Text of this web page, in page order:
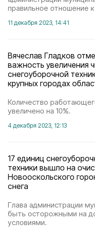
правильное отношение
11 декабря 2023, 14:41
Вячеслав Гладков
важность увеличения
снегоуборочной
крупных городах
Количество
увеличено на 10%.
4 декабря 2023, 12:13
17 единиц
техники вышло на
Новооскольского
снега
Глава администрации
быть осторожными на
условиями.